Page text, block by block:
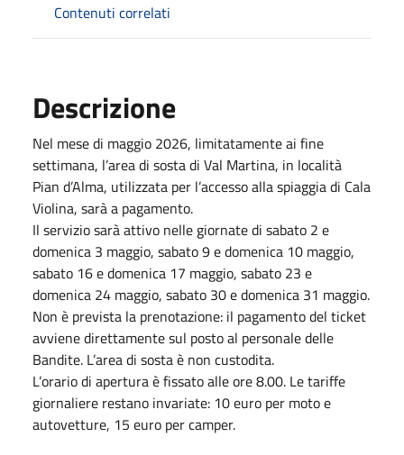
Contenuti correlati
Descrizione
Nel mese di maggio 2026, limitatamente ai fine
settimana, l’area di sosta di Val Martina, in località
Pian d’Alma, utilizzata per l’accesso alla spiaggia di Cala
Violina, sarà a pagamento.
Il servizio sarà attivo nelle giornate di sabato 2 e
domenica 3 maggio, sabato 9 e domenica 10 maggio,
sabato 16 e domenica 17 maggio, sabato 23 e
domenica 24 maggio, sabato 30 e domenica 31 maggio.
Non è prevista la prenotazione: il pagamento del ticket
avviene direttamente sul posto al personale delle
Bandite. L’area di sosta è non custodita.
L’orario di apertura è fissato alle ore 8.00. Le tariffe
giornaliere restano invariate: 10 euro per moto e
autovetture, 15 euro per camper.